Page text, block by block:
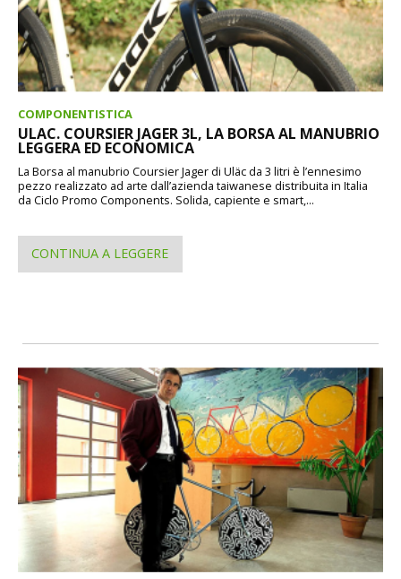
COMPONENTISTICA
ULAC. COURSIER JAGER 3L, LA BORSA AL MANUBRIO
LEGGERA ED ECONOMICA
La Borsa al manubrio Coursier Jager di Uläc da 3 litri è l’ennesimo
pezzo realizzato ad arte dall’azienda taiwanese distribuita in Italia
da Ciclo Promo Components. Solida, capiente e smart,...
CONTINUA A LEGGERE